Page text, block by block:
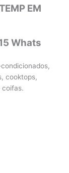
EM
Whats
cooktops,
coifas.